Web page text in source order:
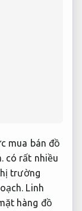
mua bán đồ
có rất nhiều
trường
Linh
hàng đồ